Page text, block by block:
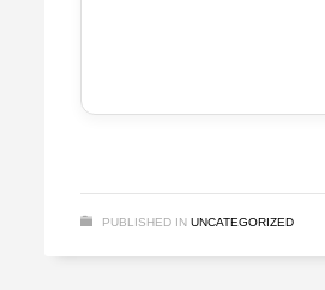
PUBLISHED IN UNCATEGORIZED